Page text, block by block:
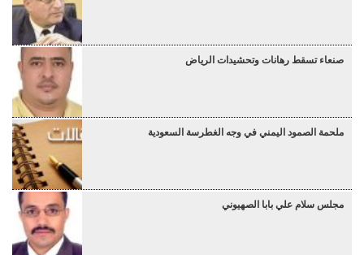
صنعاء تسقط رهانات وتحشيدات الرياض
ملحمة الصمود اليمني في وجه الغطرسة السعودية
مجلس سلام علي بابا الصهيوني